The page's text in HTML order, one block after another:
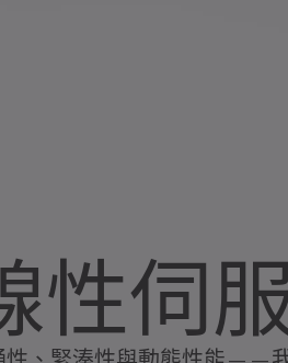
性伺